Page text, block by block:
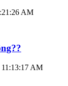
AM
11:13:17 AM